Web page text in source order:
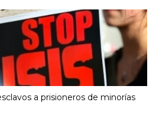
a prisioneros de minorías